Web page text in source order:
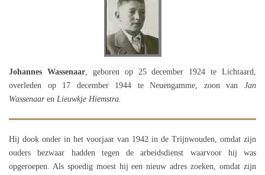
Johannes Wassenaar, geboren op 25 december 1924 te Lichtaard,
overleden op 17 december 1944 te Neuengamme, zoon van Jan
Wassenaaren Lieuwkje Hiemstra.
Hij dook onder in het voorjaar van 1942 in de Trijnwouden, omdat zijn
ouders bezwaar hadden tegen de arbeidsdienst waarvoor hij was
opgeroepen. Als spoedig moest hij een nieuw adres zoeken, omdat zijn